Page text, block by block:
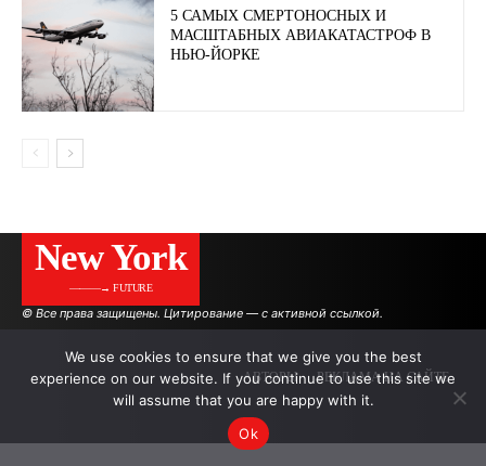
5 САМЫХ СМЕРТОНОСНЫХ И
МАСШТАБНЫХ АВИАКАТАСТРОФ В
НЬЮ-ЙОРКЕ
New York
———→ FUTURE
© Все права защищены. Цитирование — с активной ссылкой.
АВТОРЫ РЕКЛАМА НА САЙТЕ
We use cookies to ensure that we give you the best
experience on our website. If you continue to use this site we
will assume that you are happy with it.
Ok